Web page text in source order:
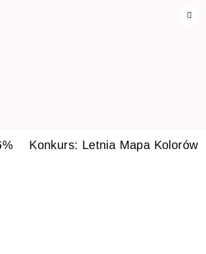
Konkurs: Letnia Mapa Kolorów